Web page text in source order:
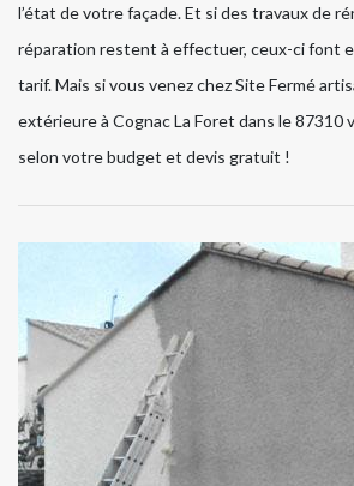
l’état de votre façade. Et si des travaux de
réparation restent à effectuer, ceux-ci font
tarif. Mais si vous venez chez Site Fermé
extérieure à Cognac La Foret dans le
selon votre budget et devis gratuit !